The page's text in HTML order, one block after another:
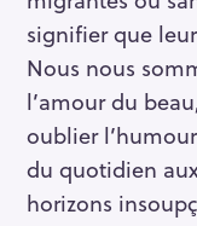
signifier que
Nous nous
l’amour du
oublier
du quotidien
horizons